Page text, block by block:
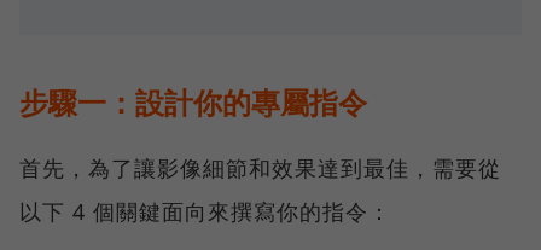
步驟一：設計你的專屬指令
首先，為了讓影像細節和效果達到最佳，需要從
以下 4 個關鍵面向來撰寫你的指令：